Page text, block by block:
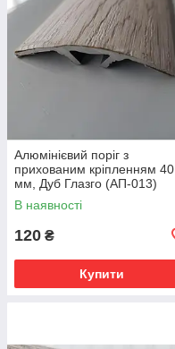
Алюмінієвий поріг з
прихованим кріпленням 40
мм, Дуб Глазго (АП-013)
В наявності
120 ₴
Купити